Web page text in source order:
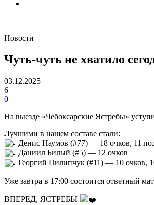
Новости
Чуть-чуть не хватило
03.12.2025
6
0
На выезде «Чебоксарские Ястребы»
Лучшими в нашем составе стали:
Денис Наумов (#77) — 18 очков, 11
Даниил Билый (#5) — 12 очков
Георгий Пилипчук (#11) — 10 очков,
Уже завтра в 17:00 состоится ответный
ВПЕРЕД, ЯСТРЕБЫ